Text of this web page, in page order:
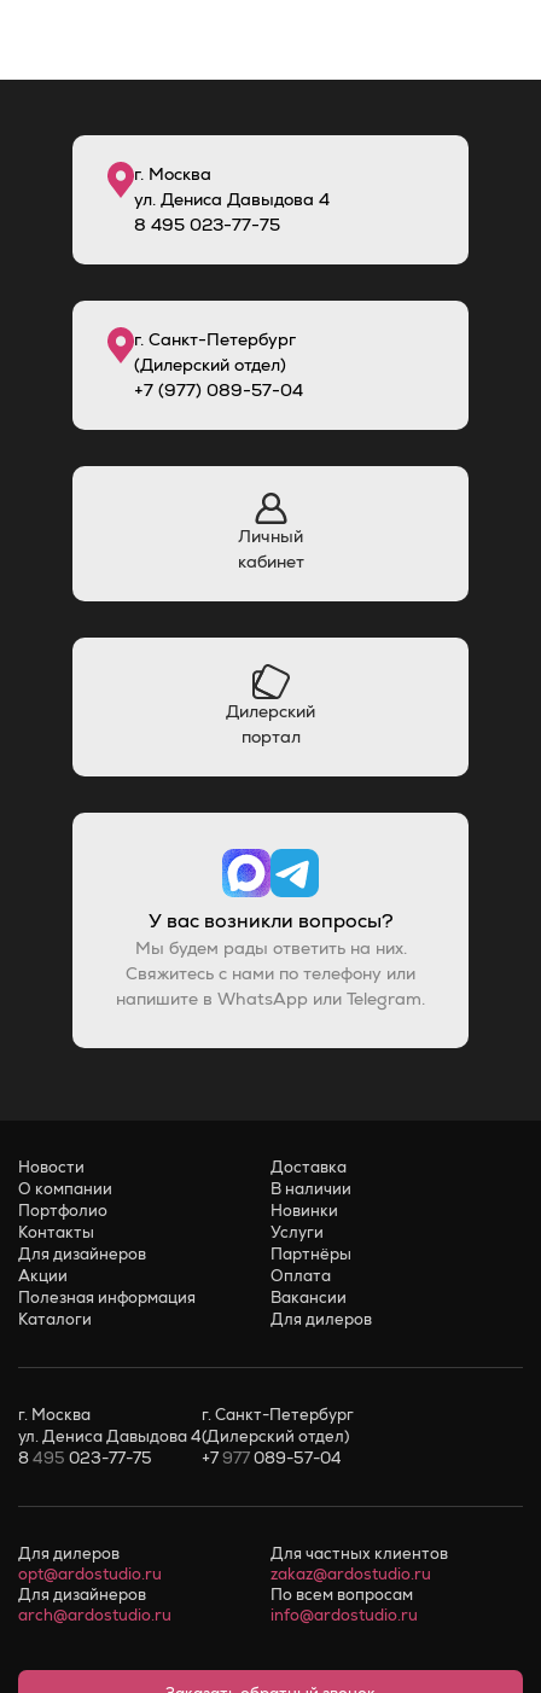
г. Москва
ул. Дениса Давыдова 4
8 495 023-77-75
г. Санкт-Петербург
(Дилерский отдел)
+7 (977) 089-57-04
Личный
кабинет
Дилерский
портал
У вас возникли вопросы?
Мы будем рады ответить на них.
Свяжитесь с нами по телефону или
напишите в WhatsApp или Telegram.
Новости
О компании
Портфолио
Контакты
Для дизайнеров
Акции
Полезная информация
Каталоги
Доставка
В наличии
Новинки
Услуги
Партнёры
Оплата
Вакансии
Для дилеров
г. Москва
ул. Дениса Давыдова 4
8495 023-77-75
г. Санкт-Петербург
(Дилерский отдел)
+7977089-57-04
Для дилеров
opt@ardostudio.ru
Для частных клиентов
zakaz@ardostudio.ru
Для дизайнеров
arch@ardostudio.ru
По всем вопросам
info@ardostudio.ru